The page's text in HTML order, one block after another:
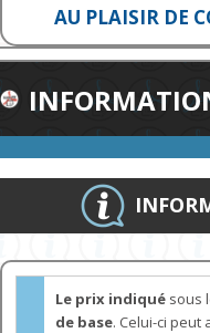
AU PLAISIR DE
Le prix indiqué sous
de base. Celui-ci peut